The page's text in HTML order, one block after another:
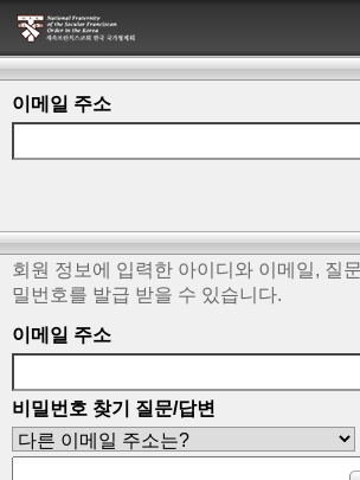
이메일 주소
회원 정보에 입력한 아이디와 이메일, 질
밀번호를 발급 받을 수 있습니다.
이메일 주소
비밀번호 찾기 질문/답변